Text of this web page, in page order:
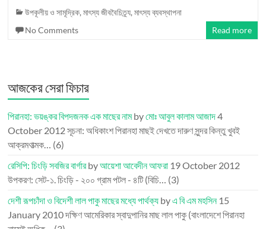
উপকূলীয় ও সামূদ্রিক,মাৎস্য জীববৈচিত্র্য,মাৎস্য ব্যবস্থাপনা
No Comments
Read more
আজকের সেরা ফিচার
পিরানহা: ভয়ঙ্কর বিপদজনক এক মাছের নামbyমোঃ আবুল কালাম আজাদ4
October 2012সূচনা: অধিকাংশ পিরানহা মাছই দেখতে দারুণ সুন্দর কিন্তু খুবই
আক্রমণাত্মক… (6)
রেসিপি: চিংড়ি সবজির বার্গারbyআয়েশা আবেদীন আফরা 19 October 2012
উপকরণ: সেট-১. চিংড়ি - ২০০ গ্রাম পটল - ৪টি (বিচি… (3)
দেশী রূপচাঁদা ও বিদেশী লাল পাকু মাছের মধ্যে পার্থক্য byএ বি এম মহসিন 15
January 2010দক্ষিণ আমেরিকার স্বাদুপানির মাছ লাল পাকু (বাংলাদেশে পিরানহা